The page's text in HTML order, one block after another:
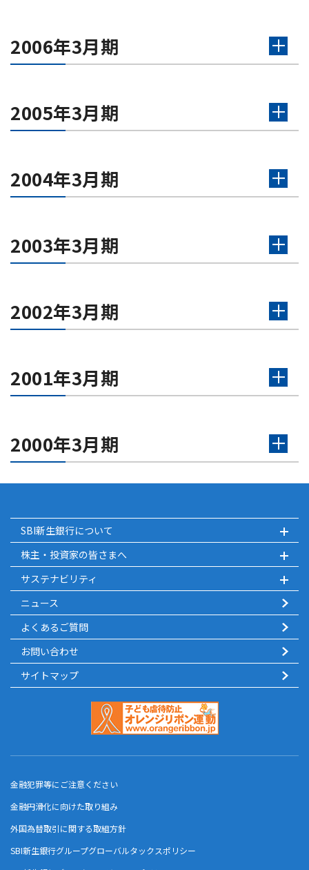
2006年3月期
2005年3月期
2004年3月期
2003年3月期
2002年3月期
2001年3月期
2000年3月期
SBI新生銀行について
株主・投資家の皆さまへ
サステナビリティ
ニュース
よくあるご質問
お問い合わせ
サイトマップ
金融犯罪等にご注意ください
金融円滑化に向けた取り組み
外国為替取引に関する取組方針
SBI新生銀行グループグローバルタックスポリシー